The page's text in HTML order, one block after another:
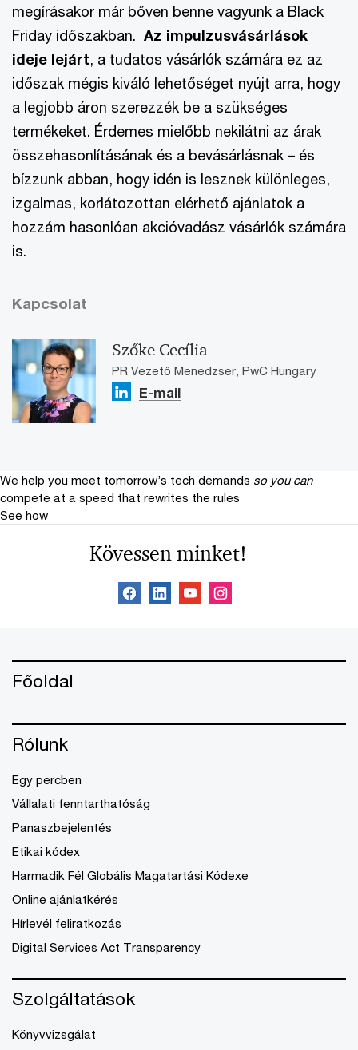
megírásakor már bőven benne vagyunk a Black
Friday időszakban. Az impulzusvásárlások
ideje lejárt, a tudatos vásárlók számára ez az
időszak mégis kiváló lehetőséget nyújt arra, hogy
a legjobb áron szerezzék be a szükséges
termékeket. Érdemes mielőbb nekilátni az árak
összehasonlításának és a bevásárlásnak – és
bízzunk abban, hogy idén is lesznek különleges,
izgalmas, korlátozottan elérhető ajánlatok a
hozzám hasonlóan akcióvadász vásárlók számára
is.
Kapcsolat
Szőke Cecília
PR Vezető Menedzser, PwC Hungary
E-mail
We help you meet tomorrow’s tech demands so you can
compete at a speed that rewrites the rules
See how
Kövessen minket!
Főoldal
Rólunk
Egy percben
Vállalati fenntarthatóság
Panaszbejelentés
Etikai kódex
Harmadik Fél Globális Magatartási Kódexe
Online ajánlatkérés
Hírlevél feliratkozás
Digital Services Act Transparency
Szolgáltatások
Könyvvizsgálat